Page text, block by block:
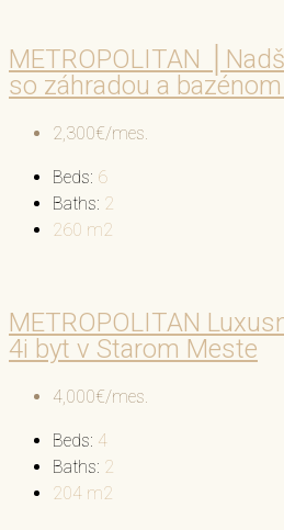
METROPOLITAN
so záhradou a
2,300€/mes.
Beds: 6
Baths: 2
260 m2
METROPOLITAN
4i byt v Starom Meste
4,000€/mes.
Beds: 4
Baths: 2
204 m2